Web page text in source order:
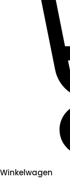
Winkelwagen